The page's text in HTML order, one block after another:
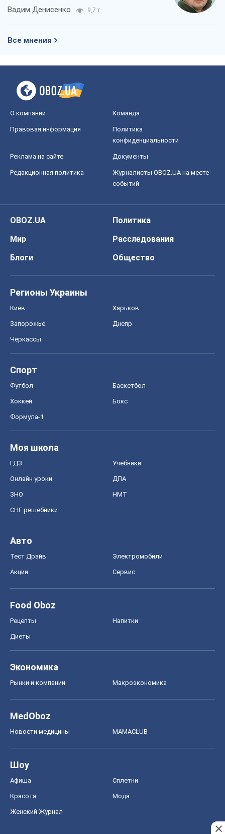
Вадим Денисенко 9,7 т.
Все мнения
О компании Команда
Правовая информация
Политика
конфиденциальности
Реклама на сайте Документы
Редакционная политика
Журналисты OBOZ.UA на месте
событий
OBOZ.UA
Политика
Мир
Расследования
Блоги
Общество
Регионы Украины
Киев Харьков
Запорожье Днепр
Черкассы
Спорт
Футбол Баскетбол
Хоккей Бокс
Формула-1
Моя школа
ГДЗ Учебники
Онлайн уроки ДПА
ЗНО НМТ
СНГ решебники
Авто
Тест Драйв Электромобили
Акции Сервис
Food Oboz
Рецепты Напитки
Диеты
Экономика
Рынки и компании Mакроэкономика
MedOboz
Новости медицины MAMACLUB
Шоу
Афиша Сплетни
Красота Мода
Женский Журнал